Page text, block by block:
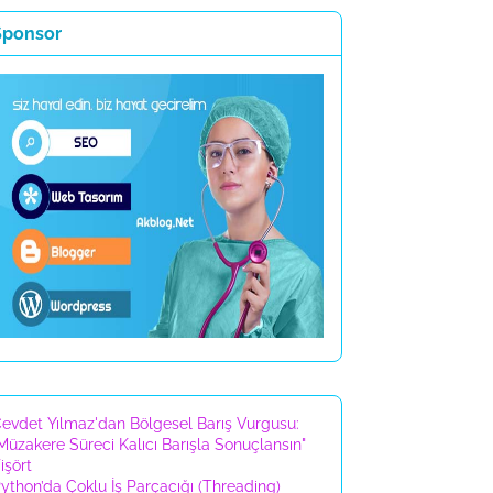
Yılmaz'dan Bölgesel Barış Vurgusu:
Süreci Kalıcı Barışla Sonuçlansın"
Çoklu İş Parçacığı (Threading)